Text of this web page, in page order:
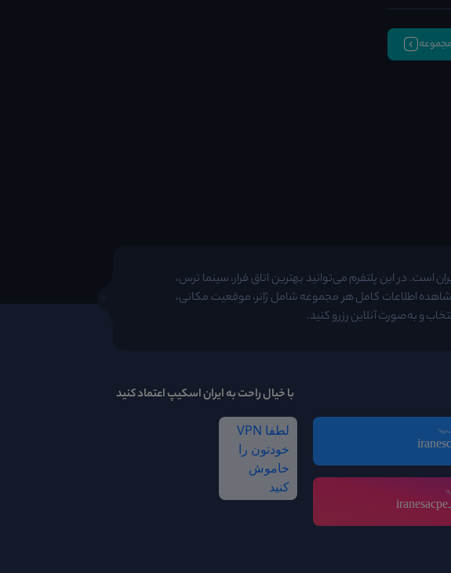
در این پلتفرم می‌توانید بهترین اتاق فرار، سینما ترس،
اطلاعات کامل هر مجموعه شامل ژانر، موقعیت مکانی،
و به‌صورت آنلاین رزرو کنید.
نره!
با خیال راحت به ایران اسکیپ اعتماد کنید
لطفا VPN
خودتون را
خاموش
کنید